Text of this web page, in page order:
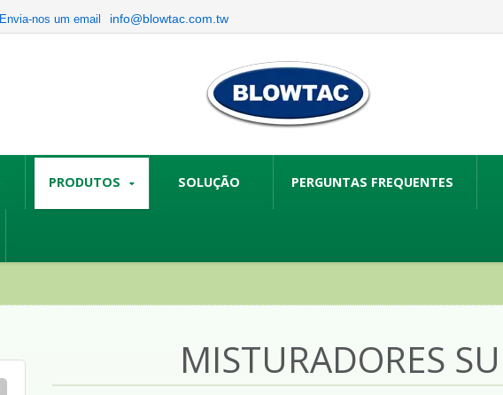
Envia-nos um email info@blowtac.com.tw
PRODUTOS SOLUÇÃO PERGUNTAS FREQUENTES
MISTURADORES